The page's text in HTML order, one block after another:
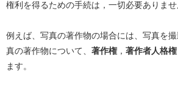
権利を得るための手続は，一切必要ありませ
例えば、写真の著作物の場合には、写真を
真の著作物について、 著作権 ， 著作者人格権
ます。